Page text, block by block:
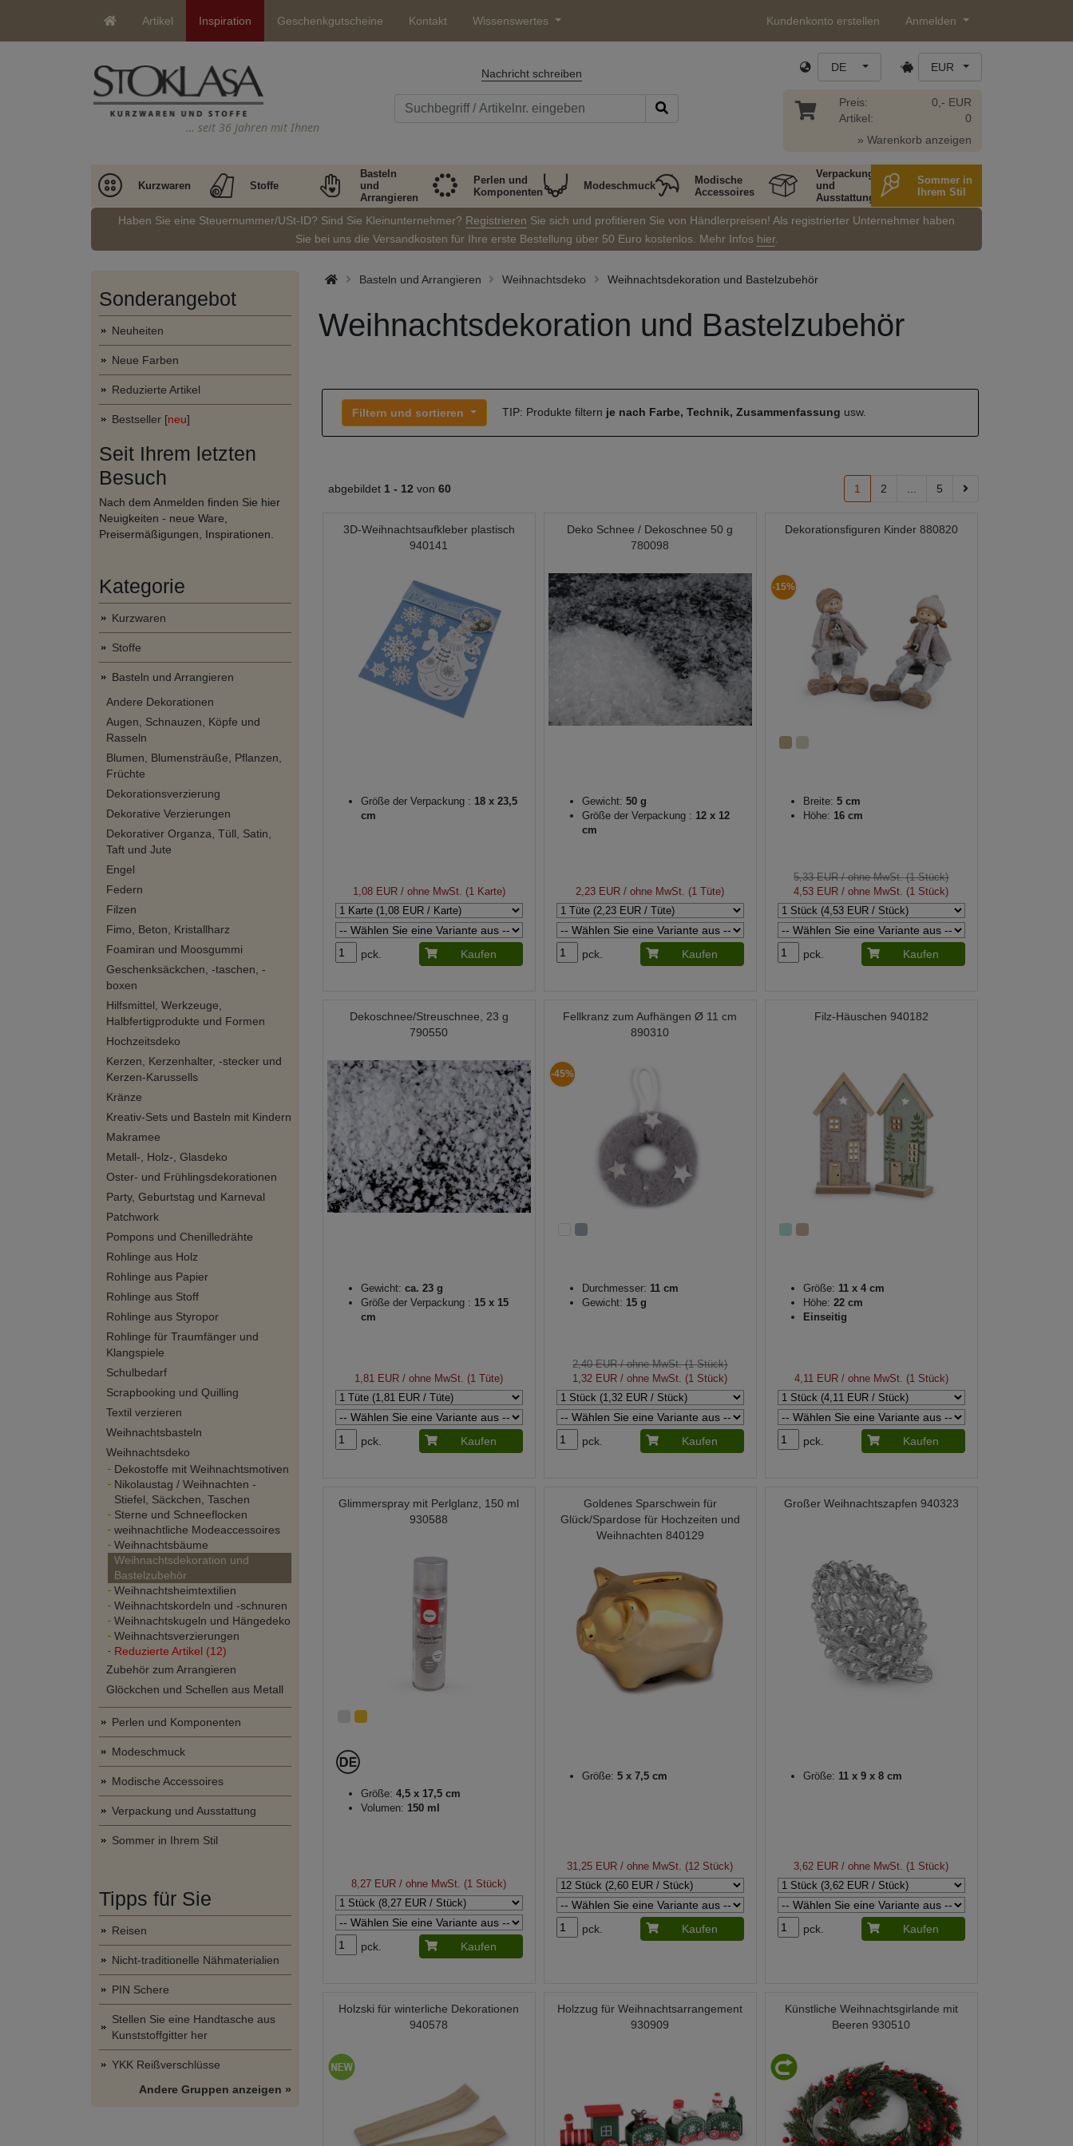
Artikel Inspiration Geschenkgutscheine Kontakt Wissenswertes Kundenkonto erstellen Anmelden
… seit 36 Jahren mit Ihnen
Nachricht schreiben DE EUR
Preis:
Artikel:
0,- EUR
0
» Warenkorb anzeigen
Kurzwaren Stoffe
Basteln
und
Arrangieren
Perlen und
Komponenten
Modeschmuck
Modische
Accessoires
Verpackung
und
Ausstattung
Sommer in
Ihrem Stil
Haben Sie eine Steuernummer/USt-ID? Sind Sie Kleinunternehmer? Registrieren Sie sich und profitieren Sie von Händlerpreisen! Als registrierter Unternehmer haben
Sie bei uns die Versandkosten für Ihre erste Bestellung über 50 Euro kostenlos. Mehr Infos hier.
Sonderangebot
Neuheiten
Neue Farben
Reduzierte Artikel
Bestseller [neu]
Seit Ihrem letzten
Besuch
Nach dem Anmelden finden Sie hier
Neuigkeiten - neue Ware,
Preisermäßigungen, Inspirationen.
Kategorie
Kurzwaren
Stoffe
Basteln und Arrangieren
Andere Dekorationen
Augen, Schnauzen, Köpfe und
Rasseln
Blumen, Blumensträuße, Pflanzen,
Früchte
Dekorationsverzierung
Dekorative Verzierungen
Dekorativer Organza, Tüll, Satin,
Taft und Jute
Engel
Federn
Filzen
Fimo, Beton, Kristallharz
Foamiran und Moosgummi
Geschenksäckchen, -taschen, -
boxen
Hilfsmittel, Werkzeuge,
Halbfertigprodukte und Formen
Hochzeitsdeko
Kerzen, Kerzenhalter, -stecker und
Kerzen-Karussells
Kränze
Kreativ-Sets und Basteln mit Kindern
Makramee
Metall-, Holz-, Glasdeko
Oster- und Frühlingsdekorationen
Party, Geburtstag und Karneval
Patchwork
Pompons und Chenilledrähte
Rohlinge aus Holz
Rohlinge aus Papier
Rohlinge aus Stoff
Rohlinge aus Styropor
Rohlinge für Traumfänger und
Klangspiele
Schulbedarf
Scrapbooking und Quilling
Textil verzieren
Weihnachtsbasteln
Weihnachtsdeko
Dekostoffe mit Weihnachtsmotiven
Nikolaustag / Weihnachten -
Stiefel, Säckchen, Taschen
Sterne und Schneeflocken
weihnachtliche Modeaccessoires
Weihnachtsbäume
Weihnachtsdekoration und
Bastelzubehör
Weihnachtsheimtextilien
Weihnachtskordeln und -schnuren
Weihnachtskugeln und Hängedeko
Weihnachtsverzierungen
Reduzierte Artikel (12)
Zubehör zum Arrangieren
Glöckchen und Schellen aus Metall
Perlen und Komponenten
Modeschmuck
Modische Accessoires
Verpackung und Ausstattung
Sommer in Ihrem Stil
Tipps für Sie
Reisen
Nicht-traditionelle Nähmaterialien
PIN Schere
Stellen Sie eine Handtasche aus
Kunststoffgitter her
YKK Reißverschlüsse
Andere Gruppen anzeigen »
Basteln und Arrangieren Weihnachtsdeko Weihnachtsdekoration und Bastelzubehör
Weihnachtsdekoration und Bastelzubehör
Filtern und sortieren TIP: Produkte filtern je nach Farbe, Technik, Zusammenfassung usw.
abgebildet 1 - 12 von 60 1 2 5
3D-Weihnachtsaufkleber plastisch
940141
Größe der Verpackung : 18 x 23,5
cm
1,08 EUR/ ohne MwSt. (1 Karte)
pck. Kaufen
Deko Schnee / Dekoschnee 50 g
780098
Gewicht: 50 g
Größe der Verpackung : 12 x 12
cm
2,23 EUR / ohne MwSt. (1 Tüte)
pck. Kaufen
Dekorationsfiguren Kinder 880820
-15%
Breite: 5 cm
Höhe: 16 cm
5,33 EUR/ ohne MwSt. (1 Stück)
4,53 EUR / ohne MwSt. (1 Stück)
pck. Kaufen
Dekoschnee/Streuschnee, 23 g
790550
Gewicht: ca. 23 g
Größe der Verpackung : 15 x 15
cm
1,81 EUR / ohne MwSt. (1 Tüte)
pck. Kaufen
Fellkranz zum Aufhängen Ø 11 cm
890310
-45%
Durchmesser: 11 cm
Gewicht: 15 g
2,40 EUR/ ohne MwSt. (1 Stück)
1,32 EUR / ohne MwSt. (1 Stück)
pck. Kaufen
Filz-Häuschen 940182
Größe: 11 x 4 cm
Höhe: 22 cm
Einseitig
4,11 EUR/ ohne MwSt. (1 Stück)
pck. Kaufen
Glimmerspray mit Perlglanz, 150 ml
930588
Größe: 4,5 x 17,5 cm
Volumen: 150 ml
8,27 EUR / ohne MwSt. (1 Stück)
pck. Kaufen
Goldenes Sparschwein für
Glück/Spardose für Hochzeiten und
Weihnachten 840129
Größe: 5 x 7,5 cm
31,25 EUR / ohne MwSt. (12 Stück)
pck. Kaufen
Großer Weihnachtszapfen 940323
Größe: 11 x 9 x 8 cm
3,62 EUR / ohne MwSt. (1 Stück)
pck. Kaufen
Holzski für winterliche Dekorationen
940578
Holzzug für Weihnachtsarrangement
930909
Künstliche Weihnachtsgirlande mit
Beeren 930510